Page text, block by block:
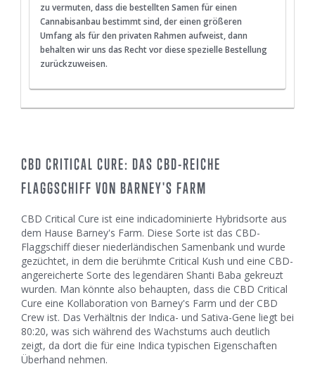
zu vermuten, dass die bestellten Samen für einen
Cannabisanbau bestimmt sind, der einen größeren
Umfang als für den privaten Rahmen aufweist, dann
behalten wir uns das Recht vor diese spezielle Bestellung
zurückzuweisen.
CBD CRITICAL CURE: DAS CBD-REICHE
FLAGGSCHIFF VON BARNEY'S FARM
CBD Critical Cure ist eine indicadominierte Hybridsorte aus
dem Hause Barney's Farm. Diese Sorte ist das CBD-
Flaggschiff dieser niederländischen Samenbank und wurde
gezüchtet, in dem die berühmte Critical Kush und eine CBD-
angereicherte Sorte des legendären Shanti Baba gekreuzt
wurden. Man könnte also behaupten, dass die CBD Critical
Cure eine Kollaboration von Barney's Farm und der CBD
Crew ist. Das Verhältnis der Indica- und Sativa-Gene liegt bei
80:20, was sich während des Wachstums auch deutlich
zeigt, da dort die für eine Indica typischen Eigenschaften
Überhand nehmen.